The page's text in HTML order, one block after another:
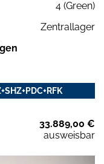
4 (Green)
Zentrallager
33.889,00 €
ausweisbar